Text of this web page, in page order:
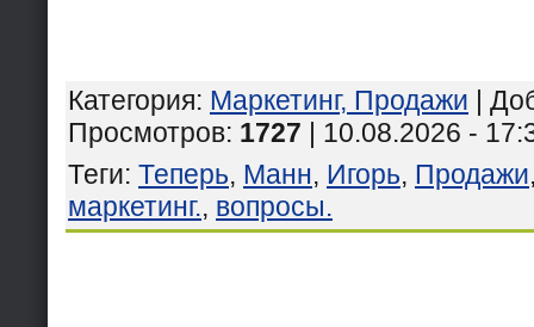
Категория: Маркетинг, Продажи |
Просмотров: 1727 | 10.08.2026 -
Теги: Теперь, Манн, Игорь, Продажи
маркетинг., вопросы.